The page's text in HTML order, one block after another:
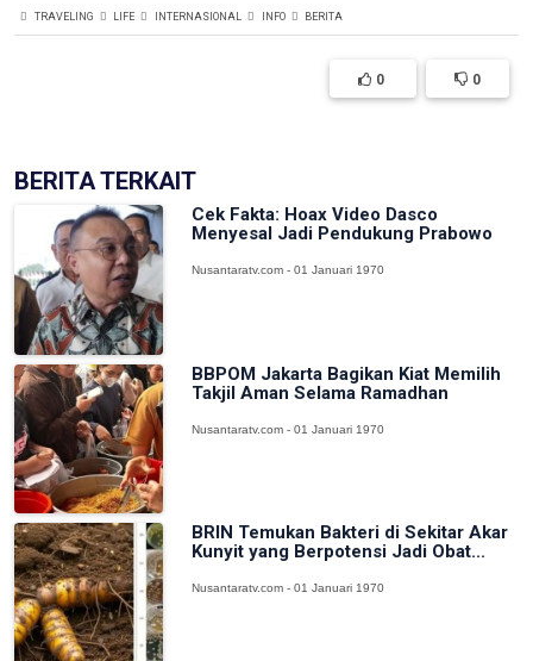
TRAVELING LIFE INTERNASIONAL INFO BERITA
0 0
BERITA TERKAIT
Cek Fakta: Hoax Video Dasco
Menyesal Jadi Pendukung Prabowo
Nusantaratv.com - 01 Januari 1970
BBPOM Jakarta Bagikan Kiat Memilih
Takjil Aman Selama Ramadhan
Nusantaratv.com - 01 Januari 1970
BRIN Temukan Bakteri di Sekitar Akar
Kunyit yang Berpotensi Jadi Obat...
Nusantaratv.com - 01 Januari 1970